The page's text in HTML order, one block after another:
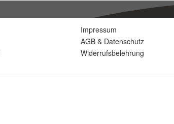
Impressum
AGB & Datenschutz
Widerrufsbelehrung